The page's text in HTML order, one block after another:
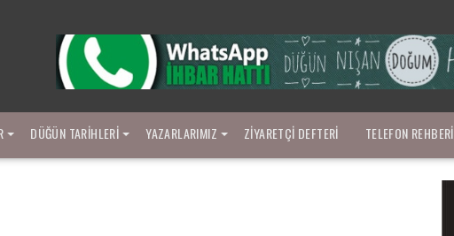
DÜĞÜN TARIHLERI YAZARLARIMIZ ZIYARETÇI DEFTERI TELEFON REHBERI